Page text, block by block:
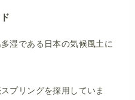
湿である日本の気候風土に
プリングを採用していま